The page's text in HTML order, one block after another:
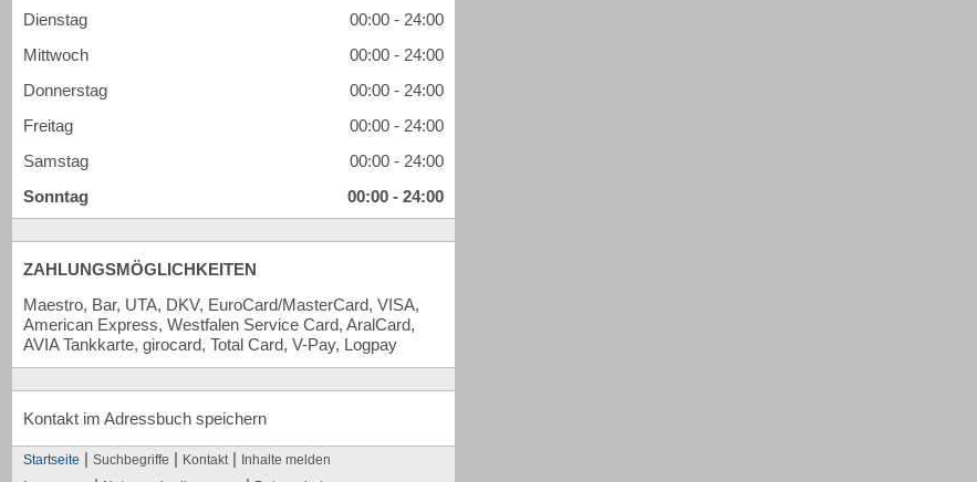
Dienstag
00:00 - 24:00
Mittwoch
00:00 - 24:00
Donnerstag
00:00 - 24:00
Freitag
00:00 - 24:00
Samstag
00:00 - 24:00
Sonntag
00:00 - 24:00
ZAHLUNGSMÖGLICHKEITEN
Maestro, Bar, UTA, DKV, EuroCard/MasterCard, VISA,
American Express, Westfalen Service Card, AralCard,
AVIA Tankkarte, girocard, Total Card, V-Pay, Logpay
Kontakt im Adressbuch speichern
Startseite | Suchbegriffe | Kontakt | Inhalte melden